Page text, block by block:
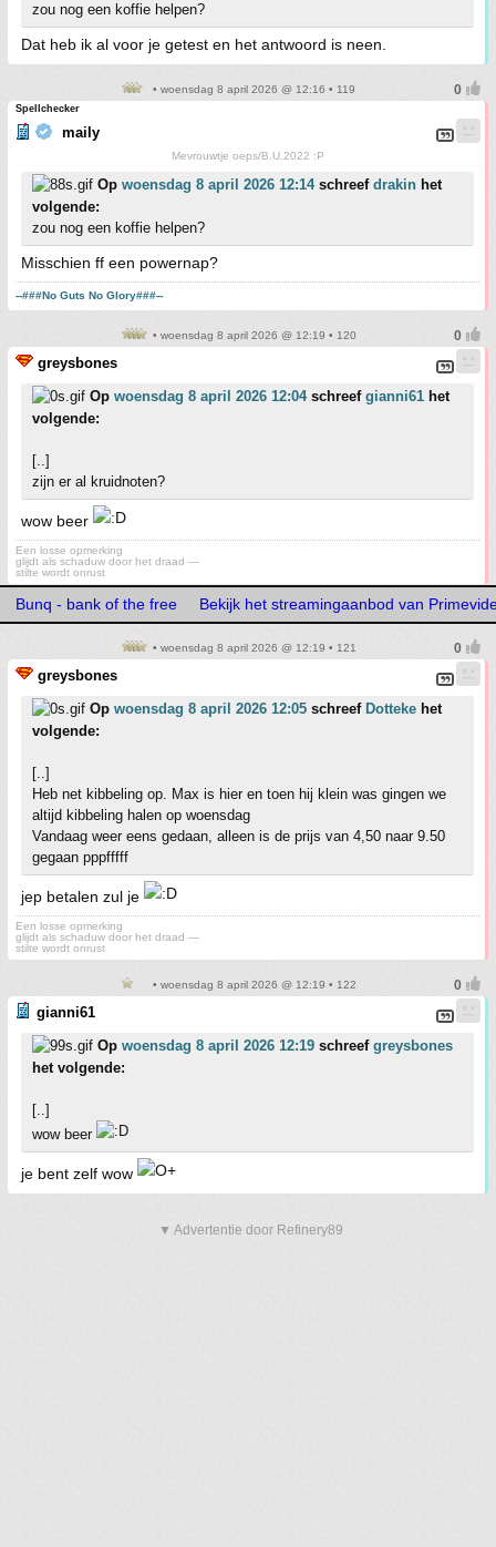
zou nog een koffie helpen?
Dat heb ik al voor je getest en het antwoord is neen.
• woensdag 8 april 2026 @ 12:16 • 119
Spellchecker
maily
Mevrouwtje oeps/B.U.2022 :P
Op woensdag 8 april 2026 12:14schreef drakin het
volgende:
zou nog een koffie helpen?
Misschien ff een powernap?
--###No Guts No Glory###--
• woensdag 8 april 2026 @ 12:19 • 120
greysbones
Op woensdag 8 april 2026 12:04schreef gianni61 het
volgende:
[..]
zijn er al kruidnoten?
wow beer
Een losse opmerking
glijdt als schaduw door het draad —
stilte wordt onrust
Bunq - bank of the free Bekijk het streamingaanbod van
• woensdag 8 april 2026 @ 12:19 • 121
greysbones
Op woensdag 8 april 2026 12:05 schreef Dotteke het
volgende:
[..]
Heb net kibbeling op. Max is hier en toen hij klein was gingen we
altijd kibbeling halen op woensdag
Vandaag weer eens gedaan, alleen is de prijs van 4,50 naar 9.50
gegaan pppfffff
jep betalen zul je
Een losse opmerking
glijdt als schaduw door het draad —
stilte wordt onrust
• woensdag 8 april 2026 @ 12:19 • 122
gianni61
Op woensdag 8 april 2026 12:19 schreef greysbones
het volgende:
[..]
wow beer
je bent zelf wow
▼ Advertentie door Refinery89